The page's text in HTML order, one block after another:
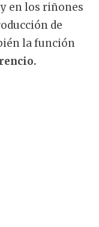
en los riñones
de
la función